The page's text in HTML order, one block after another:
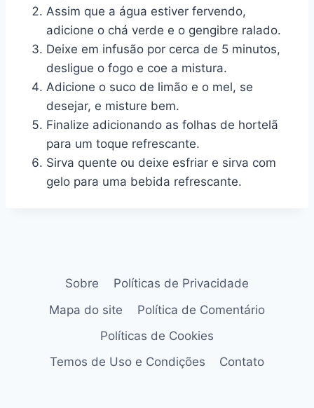
Assim que a água estiver fervendo,
adicione o chá verde e o gengibre ralado.
Deixe em infusão por cerca de 5 minutos,
desligue o fogo e coe a mistura.
Adicione o suco de limão e o mel, se
desejar, e misture bem.
Finalize adicionando as folhas de hortelã
para um toque refrescante.
Sirva quente ou deixe esfriar e sirva com
gelo para uma bebida refrescante.
Sobre
Políticas de Privacidade
Mapa do site
Política de Comentário
Políticas de Cookies
Temos de Uso e Condições
Contato